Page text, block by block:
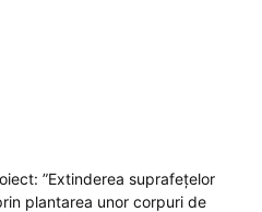
”Extinderea suprafețelor
plantarea unor corpuri de